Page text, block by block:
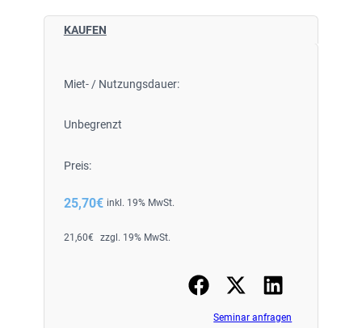
KAUFEN
Miet- / Nutzungsdauer:
Unbegrenzt
Preis:
25,70€ inkl. 19% MwSt.
21,60€ zzgl. 19% MwSt.
Seminar anfragen